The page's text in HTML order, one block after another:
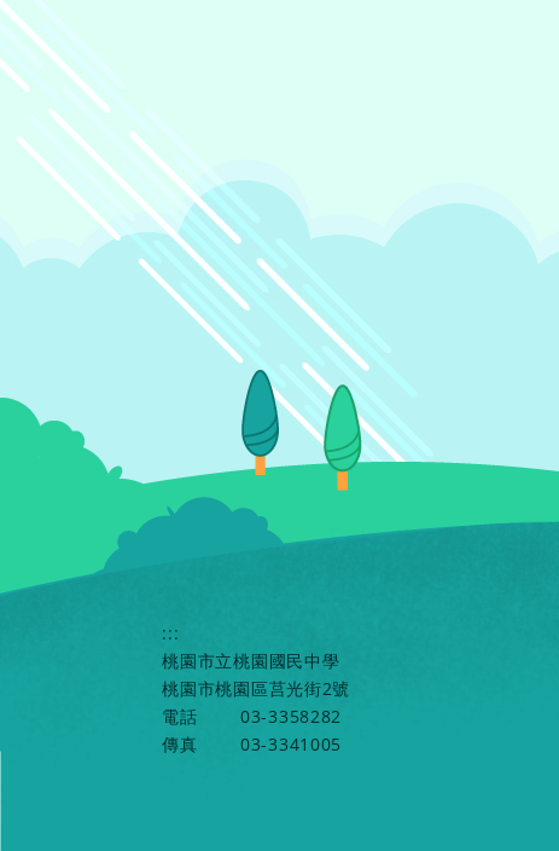
:::
桃園市立桃園國民中學
桃園市桃園區莒光街2號
電話
03-3358282
傳真
03-3341005